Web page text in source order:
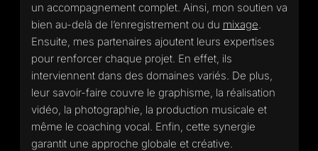
un accompagnement complet. Ainsi, mon soutien va
bien au-delà de l’enregistrement ou du mixage.
Ensuite, mes partenaires ajoutent leurs expertises
pour renforcer chaque projet. En effet, ils
interviennent dans des domaines variés. De plus,
leur savoir-faire couvre le graphisme, la réalisation
vidéo, la photographie, la production musicale et
même le coaching vocal. Enfin, cette synergie
garantit une approche globale et créative.